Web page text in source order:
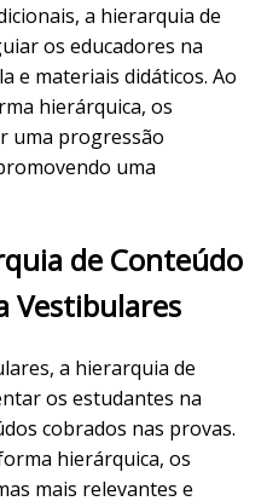
a hierarquia de
os educadores na
e materiais didáticos. Ao
hierárquica, os
uma progressão
uma
de Conteúdo
Vestibulares
a hierarquia de
os estudantes na
cobrados nas provas.
hierárquica, os
mais relevantes e